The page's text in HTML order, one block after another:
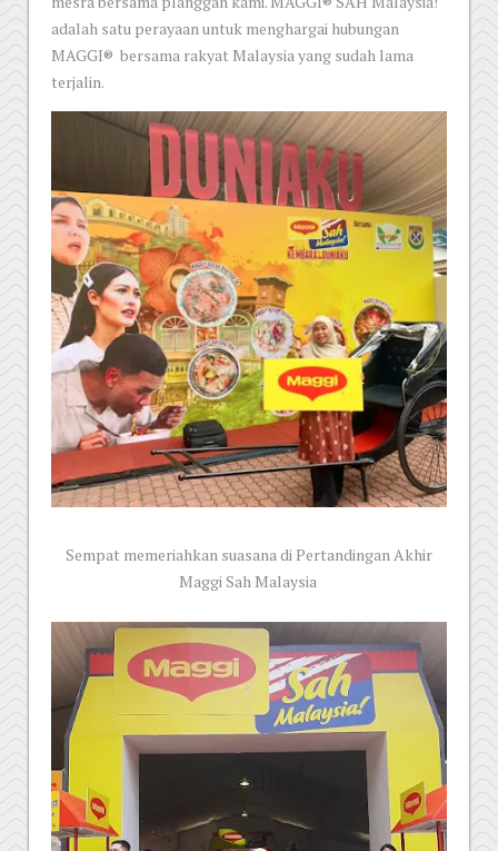
adalah satu perayaan untuk menghargai hubungan
MAGGI® bersama rakyat Malaysia yang sudah lama
terjalin.
Sempat memeriahkan suasana di Pertandingan Akhir
Maggi Sah Malaysia